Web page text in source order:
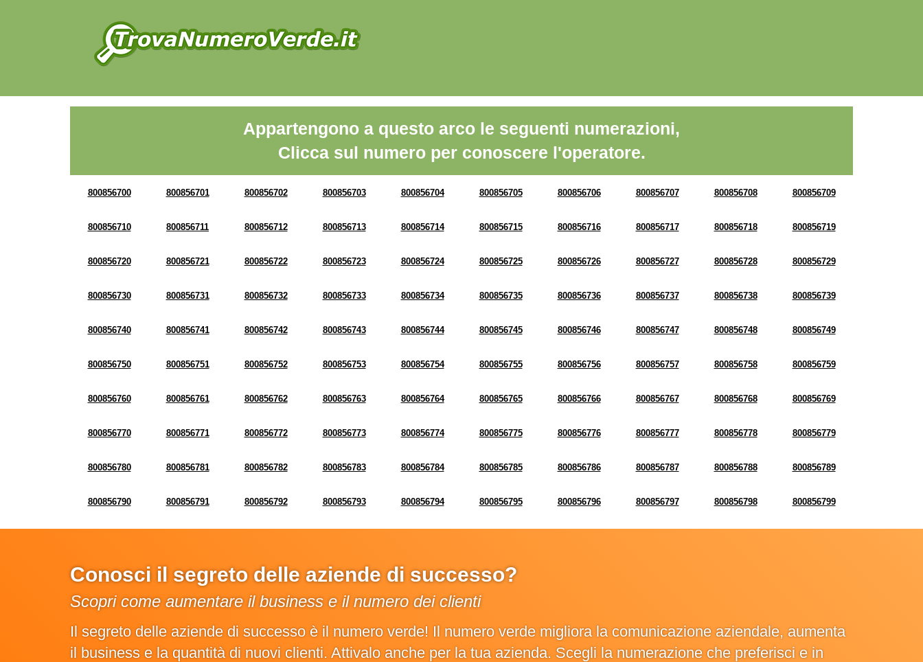
Appartengono a questo arco le seguenti numerazioni,
Clicca sul numero per conoscere l'operatore.
800856700 800856701 800856702 800856703 800856704 800856705 800856706 800856707 800856708 800856709
800856710 800856711 800856712 800856713 800856714 800856715 800856716 800856717 800856718 800856719
800856720 800856721 800856722 800856723 800856724 800856725 800856726 800856727 800856728 800856729
800856730 800856731 800856732 800856733 800856734 800856735 800856736 800856737 800856738 800856739
800856740 800856741 800856742 800856743 800856744 800856745 800856746 800856747 800856748 800856749
800856750 800856751 800856752 800856753 800856754 800856755 800856756 800856757 800856758 800856759
800856760 800856761 800856762 800856763 800856764 800856765 800856766 800856767 800856768 800856769
800856770 800856771 800856772 800856773 800856774 800856775 800856776 800856777 800856778 800856779
800856780 800856781 800856782 800856783 800856784 800856785 800856786 800856787 800856788 800856789
800856790 800856791 800856792 800856793 800856794 800856795 800856796 800856797 800856798 800856799
Conosci il segreto delle aziende di successo?
Scopri come aumentare il business e il numero dei clienti
Il segreto delle aziende di successo è il numero verde! Il numero verde migliora la comunicazione aziendale, aumenta
il business e la quantità di nuovi clienti. Attivalo anche per la tua azienda. Scegli la numerazione che preferisci e in